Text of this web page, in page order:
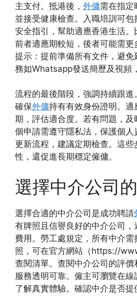
主支付。抵港後， 外傭需在指定
並接受健康檢查。入職培訓可
安全指引，幫助適應香港生活。
前者適應期較短，後者可能需更
提示：提前準備所有文件，避免
務如Whatsapp發送簡歷及視頻
流程的最後階段，強調持續跟
確保外傭持有有效身份證明。適
期，評估適合度。若有問題，
個申請需遵守隱私法，保護個人
更新流程，建議定期檢查。這
性，還促進長期穩定僱傭。
選擇中介公司
選擇合適的中介公司是成功聘請
有牌照且信譽良好的中介公司，
費用。勞工處規定，所有中介
照，可在官方網站（https://
查閱清單。查閱中介公司的評價
服務透明可靠。僱主可瀏覽在線
了解真實體驗。確認中介是否